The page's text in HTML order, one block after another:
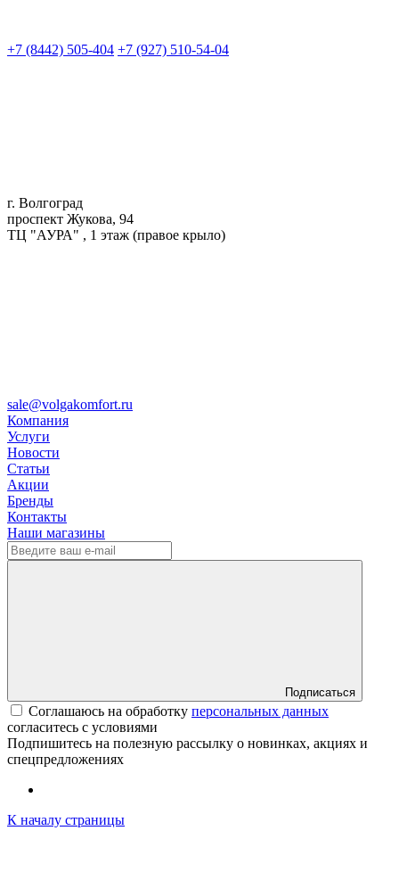
+7 (8442) 505-404 +7 (927) 510-54-04
г. Волгоград
проспект Жукова, 94
ТЦ "АУРА" , 1 этаж (правое крыло)
sale@volgakomfort.ru
Компания
Услуги
Новости
Статьи
Акции
Бренды
Контакты
Наши магазины
Подписаться
Соглашаюсь на обработку персональных данных
согласитесь с условиями
Подпишитесь на полезную рассылку о новинках, акциях и
спецпредложениях
К началу страницы